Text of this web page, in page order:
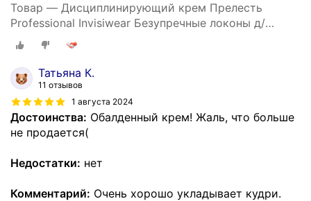
Товар — Дисциплинирующий крем Прелесть
Professional Invisiwear Безупречные локоны д/
укладки кудрявых и волнистых волос, 150 мл
Татьяна К.
11 отзывов
1 августа 2024
Достоинства: Обалденный крем! Жаль, что больше
не продается(
Недостатки: нет
Комментарий: Очень хорошо укладывает кудри.